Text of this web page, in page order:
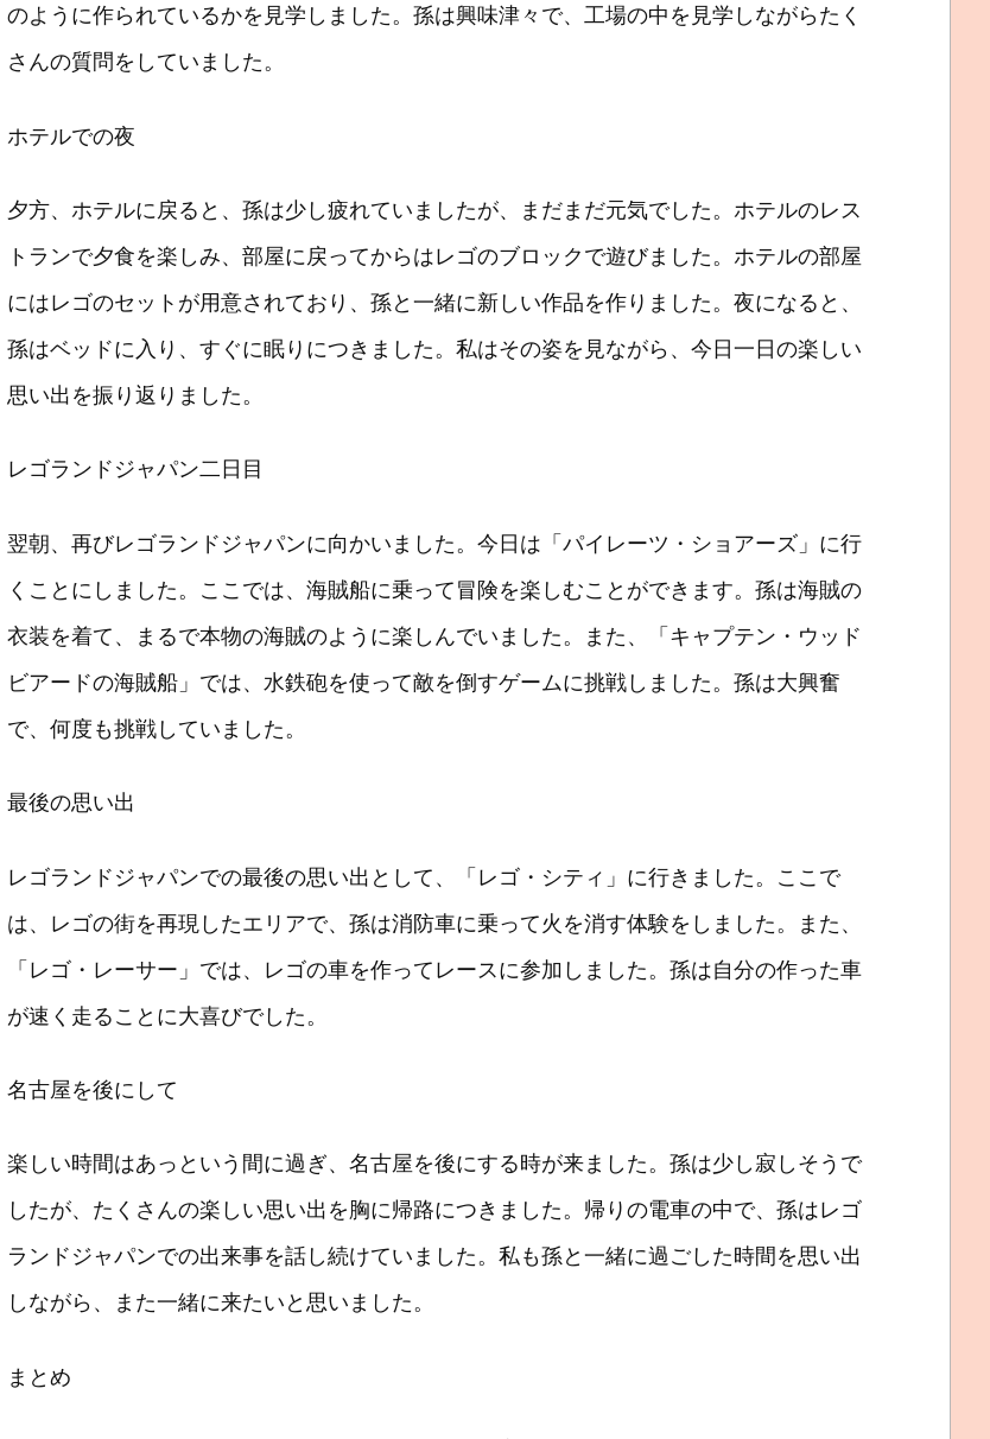
のように作られているかを見学しました。孫は興味津々で、工場の中を見学しながらたく
さんの質問をしていました。
ホテルでの夜
夕方、ホテルに戻ると、孫は少し疲れていましたが、まだまだ元気でした。ホテルのレス
トランで夕食を楽しみ、部屋に戻ってからはレゴのブロックで遊びました。ホテルの部屋
にはレゴのセットが用意されており、孫と一緒に新しい作品を作りました。夜になると、
孫はベッドに入り、すぐに眠りにつきました。私はその姿を見ながら、今日一日の楽しい
思い出を振り返りました。
レゴランドジャパン二日目
翌朝、再びレゴランドジャパンに向かいました。今日は「パイレーツ・ショアーズ」に行
くことにしました。ここでは、海賊船に乗って冒険を楽しむことができます。孫は海賊の
衣装を着て、まるで本物の海賊のように楽しんでいました。また、「キャプテン・ウッド
ビアードの海賊船」では、水鉄砲を使って敵を倒すゲームに挑戦しました。孫は大興奮
で、何度も挑戦していました。
最後の思い出
レゴランドジャパンでの最後の思い出として、「レゴ・シティ」に行きました。ここで
は、レゴの街を再現したエリアで、孫は消防車に乗って火を消す体験をしました。また、
「レゴ・レーサー」では、レゴの車を作ってレースに参加しました。孫は自分の作った車
が速く走ることに大喜びでした。
名古屋を後にして
楽しい時間はあっという間に過ぎ、名古屋を後にする時が来ました。孫は少し寂しそうで
したが、たくさんの楽しい思い出を胸に帰路につきました。帰りの電車の中で、孫はレゴ
ランドジャパンでの出来事を話し続けていました。私も孫と一緒に過ごした時間を思い出
しながら、また一緒に来たいと思いました。
まとめ